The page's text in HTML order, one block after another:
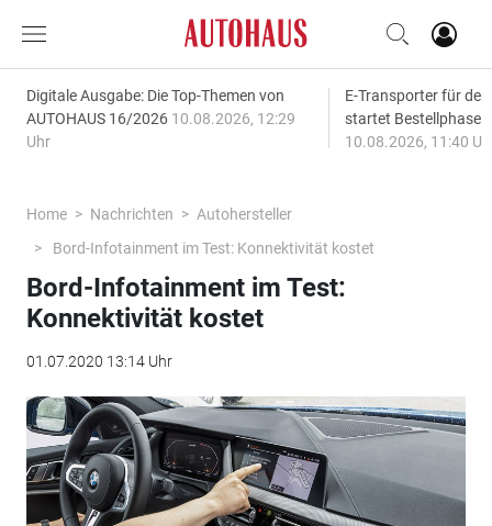
Digitale Ausgabe: Die Top-Themen von
AUTOHAUS 16/2026 10.08.2026, 12:29
Uhr
E-Transporter für
startet Bestellphase
10.08.2026, 11:40
Home Nachrichten
Autohersteller
Bord-Infotainment im Test: Konnektivität kostet
Bord-Infotainment im Test:
Konnektivität kostet
01.07.2020 13:14 Uhr